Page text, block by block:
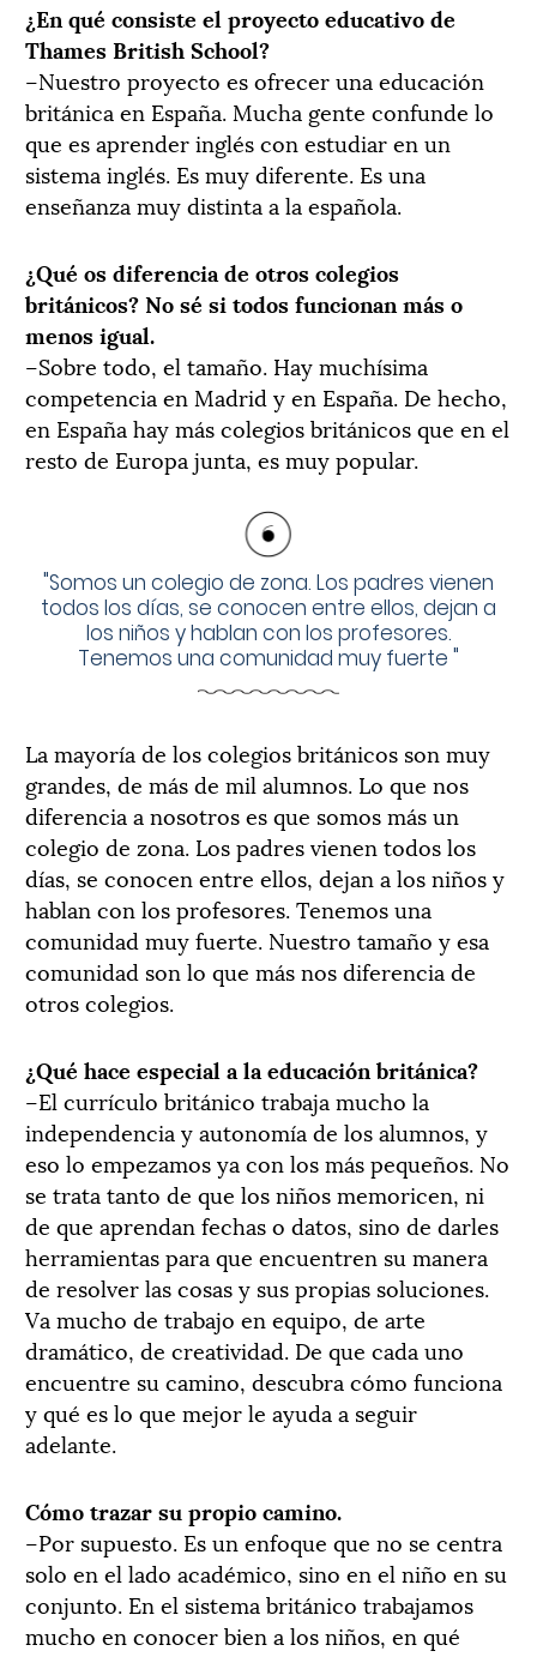
¿En qué consiste el proyecto educativo de
Thames British School?
–Nuestro proyecto es ofrecer una educación
británica en España. Mucha gente confunde lo
que es aprender inglés con estudiar en un
sistema inglés. Es muy diferente. Es una
enseñanza muy distinta a la española.
¿Qué os diferencia de otros colegios
británicos? No sé si todos funcionan más o
menos igual.
–Sobre todo, el tamaño. Hay muchísima
competencia en Madrid y en España. De hecho,
en España hay más colegios británicos que en el
resto de Europa junta, es muy popular.
"Somos un colegio de zona. Los padres vienen
todos los días, se conocen entre ellos, dejan a
los niños y hablan con los profesores.
Tenemos una comunidad muy fuerte "
La mayoría de los colegios británicos son muy
grandes, de más de mil alumnos. Lo que nos
diferencia a nosotros es que somos más un
colegio de zona. Los padres vienen todos los
días, se conocen entre ellos, dejan a los niños y
hablan con los profesores. Tenemos una
comunidad muy fuerte. Nuestro tamaño y esa
comunidad son lo que más nos diferencia de
otros colegios.
¿Qué hace especial a la educación británica?
–El currículo británico trabaja mucho la
independencia y autonomía de los alumnos, y
eso lo empezamos ya con los más pequeños. No
se trata tanto de que los niños memoricen, ni
de que aprendan fechas o datos, sino de darles
herramientas para que encuentren su manera
de resolver las cosas y sus propias soluciones.
Va mucho de trabajo en equipo, de arte
dramático, de creatividad. De que cada uno
encuentre su camino, descubra cómo funciona
y qué es lo que mejor le ayuda a seguir
adelante.
Cómo trazar su propio camino.
–Por supuesto. Es un enfoque que no se centra
solo en el lado académico, sino en el niño en su
conjunto. En el sistema británico trabajamos
mucho en conocer bien a los niños, en qué